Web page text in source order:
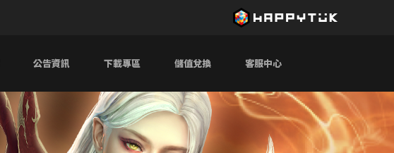
公告資訊 下載專區 儲值兌換 客服中心